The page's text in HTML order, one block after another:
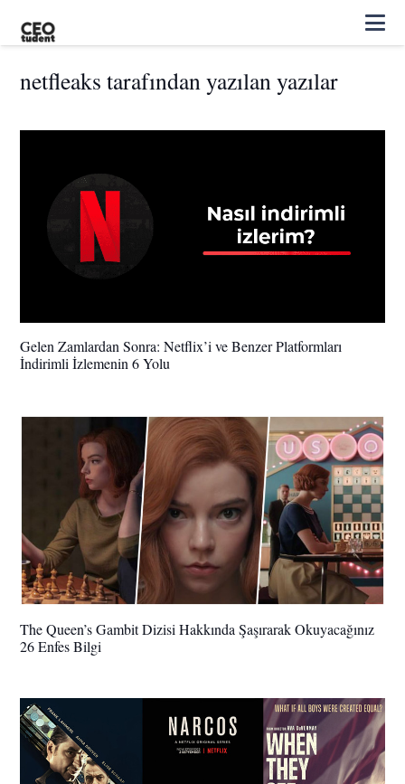
netfleaks tarafından yazılan yazılar
Gelen Zamlardan Sonra: Netflix’i ve Benzer Platformları
İndirimli İzlemenin 6 Yolu
The Queen’s Gambit Dizisi Hakkında Şaşırarak Okuyacağınız
26 Enfes Bilgi